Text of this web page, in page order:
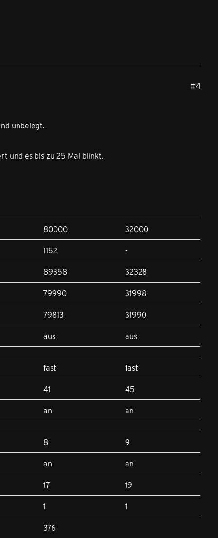
#4
unbelegt.
und es bis zu 25 Mal blinkt.
80000 32000
1152 -
89358 32328
79990 31998
79813 31990
aus aus
fast fast
41 45
an an
8 9
an an
17 19
1 1
376